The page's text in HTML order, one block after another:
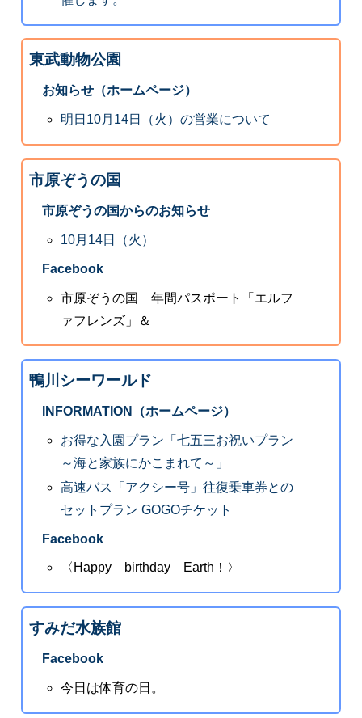
東武動物公園
お知らせ（ホームページ）
明日10月14日（火）の営業について
市原ぞうの国
市原ぞうの国からのお知らせ
10月14日（火）
Facebook
市原ぞうの国 年間パスポート「エルフ
ァフレンズ」＆
鴨川シーワールド
INFORMATION（ホームページ）
お得な入園プラン「七五三お祝いプラン
～海と家族にかこまれて～」
高速バス「アクシー号」往復乗車券との
セットプラン GOGOチケット
Facebook
〈Happy birthday Earth！〉
すみだ水族館
Facebook
今日は体育の日。